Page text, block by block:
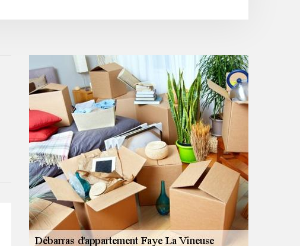
détaillé offert